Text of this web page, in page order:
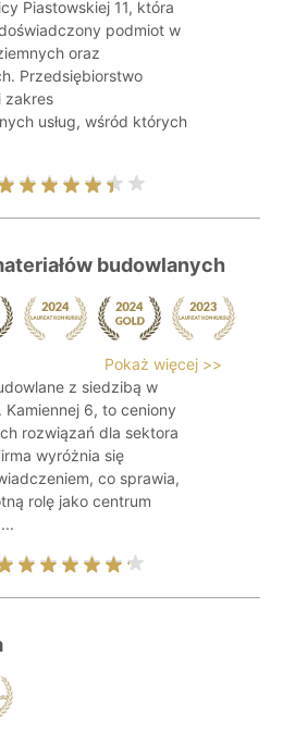
Piastowskiej 11, która
podmiot w
oraz
Przedsiębiorstwo
zakres
usług, wśród których
budowlanych
Pokaż więcej >>
z siedzibą w
Kamiennej 6, to ceniony
rozwiązań dla sektora
wyróżnia się
co sprawia,
rolę jako centrum